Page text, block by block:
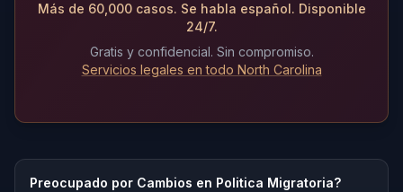
Más de 60,000 casos. Se habla español. Disponible
24/7.
Gratis y confidencial. Sin compromiso.
Servicios legales en todo North Carolina
Preocupado por Cambios en Politica Migratoria?